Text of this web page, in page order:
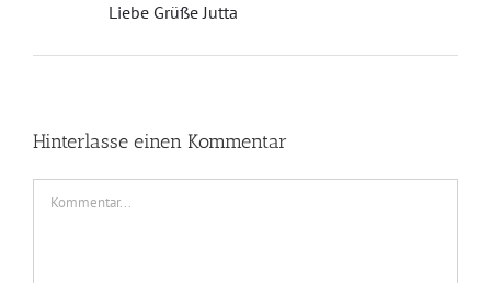
Liebe Grüße Jutta
Hinterlasse einen Kommentar
Kommentar